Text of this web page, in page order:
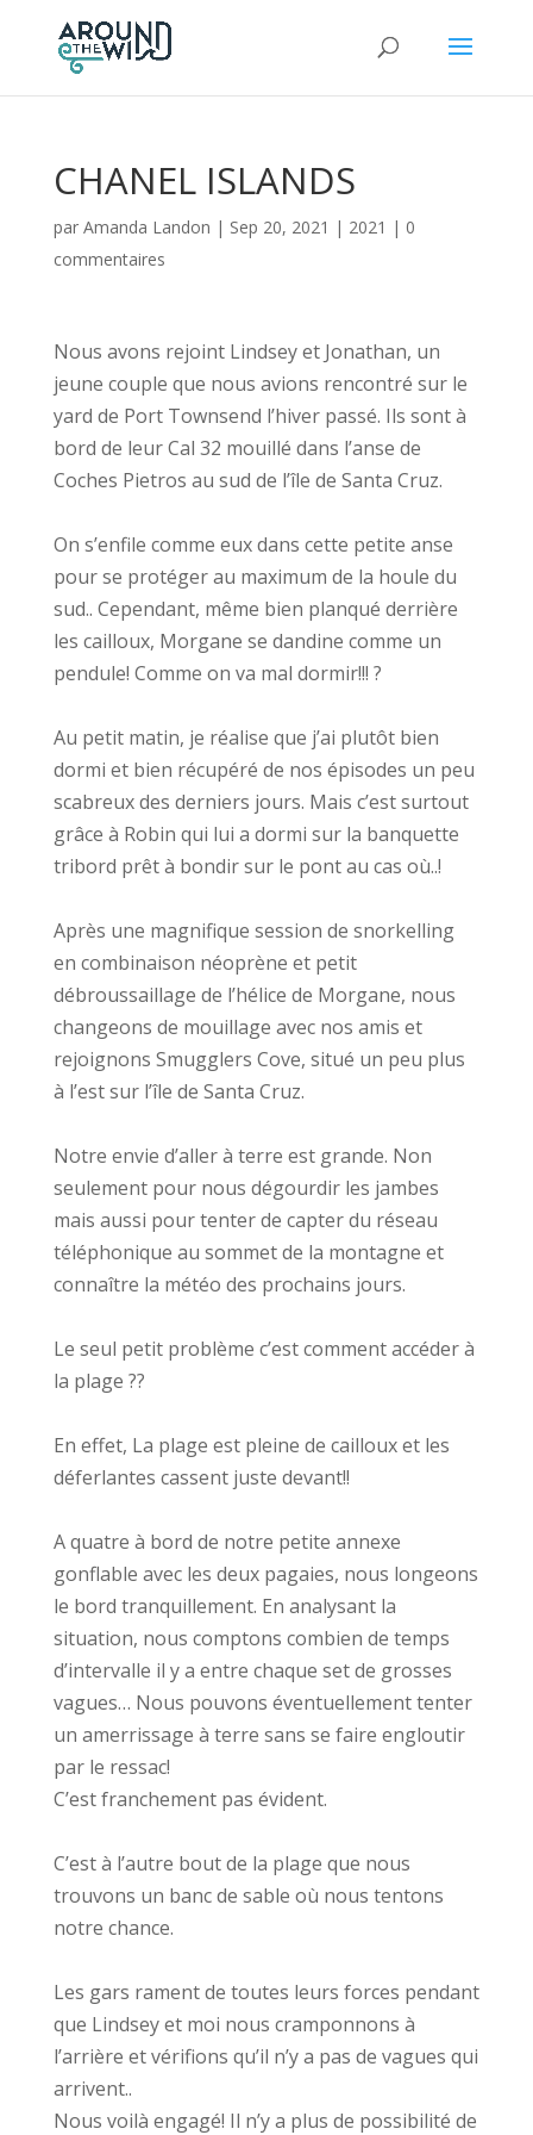
CHANEL ISLANDS
par Amanda Landon | Sep 20, 2021 | 2021 | 0
commentaires
Nous avons rejoint Lindsey et Jonathan, un
jeune couple que nous avions rencontré sur le
yard de Port Townsend l’hiver passé. Ils sont à
bord de leur Cal 32 mouillé dans l’anse de
Coches Pietros au sud de l’île de Santa Cruz.
On s’enfile comme eux dans cette petite anse
pour se protéger au maximum de la houle du
sud.. Cependant, même bien planqué derrière
les cailloux, Morgane se dandine comme un
pendule! Comme on va mal dormir!!! ?
Au petit matin, je réalise que j’ai plutôt bien
dormi et bien récupéré de nos épisodes un peu
scabreux des derniers jours. Mais c’est surtout
grâce à Robin qui lui a dormi sur la banquette
tribord prêt à bondir sur le pont au cas où..!
Après une magnifique session de snorkelling
en combinaison néoprène et petit
débroussaillage de l’hélice de Morgane, nous
changeons de mouillage avec nos amis et
rejoignons Smugglers Cove, situé un peu plus
à l’est sur l’île de Santa Cruz.
Notre envie d’aller à terre est grande. Non
seulement pour nous dégourdir les jambes
mais aussi pour tenter de capter du réseau
téléphonique au sommet de la montagne et
connaître la météo des prochains jours.
Le seul petit problème c’est comment accéder à
la plage ??
En effet, La plage est pleine de cailloux et les
déferlantes cassent juste devant!!
A quatre à bord de notre petite annexe
gonflable avec les deux pagaies, nous longeons
le bord tranquillement. En analysant la
situation, nous comptons combien de temps
d’intervalle il y a entre chaque set de grosses
vagues… Nous pouvons éventuellement tenter
un amerrissage à terre sans se faire engloutir
par le ressac!
C’est franchement pas évident.
C’est à l’autre bout de la plage que nous
trouvons un banc de sable où nous tentons
notre chance.
Les gars rament de toutes leurs forces pendant
que Lindsey et moi nous cramponnons à
l’arrière et vérifions qu’il n’y a pas de vagues qui
arrivent..
Nous voilà engagé! Il n’y a plus de possibilité de